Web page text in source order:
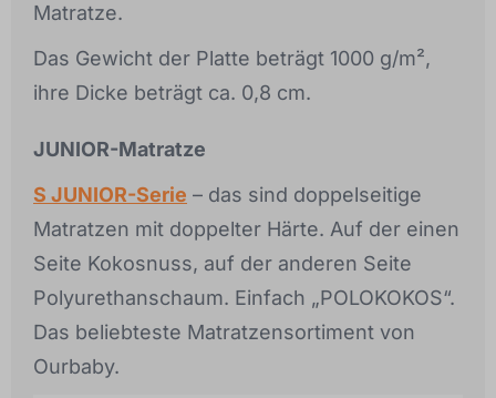
Matratze.
Das Gewicht der Platte beträgt 1000 g/m²,
ihre Dicke beträgt ca. 0,8 cm.
JUNIOR-Matratze
S JUNIOR-Serie – das sind doppelseitige
Matratzen mit doppelter Härte. Auf der einen
Seite Kokosnuss, auf der anderen Seite
Polyurethanschaum. Einfach „POLOKOKOS“.
Das beliebteste Matratzensortiment von
Ourbaby.